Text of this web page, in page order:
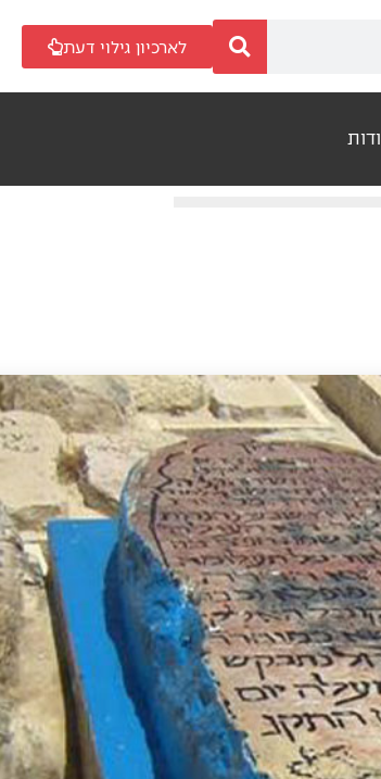
לארכיון גילוי דעת